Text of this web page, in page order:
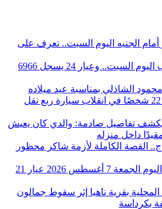
أمام الجنيه اليوم السبت.. تعرف على
استقرار أسعار الذهب اليوم السبت.. وعيار 24 يسجل 6966
مصرع سيدة وإصابة 22 شخصًا في انقلاب سيارة ربع نقل
تفاصيل صادمة: والدي كان يعيش
داخل منزله
القصة الكاملة لأزمة شاكر محظور
ارتفاع أسعار الذهب اليوم الجمعة 7 أغسطس 2026 عيار 21
بقرية ناهيا إثر سقوط جمالون
بكرداسة